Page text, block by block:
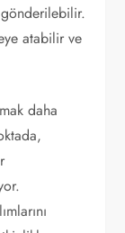
atabilir ve
daha